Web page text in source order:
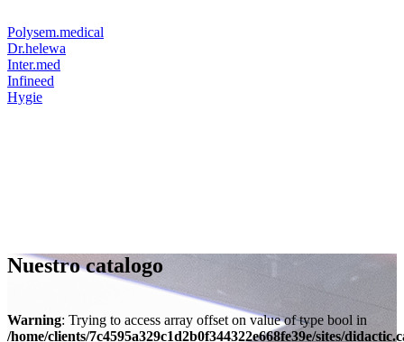
Polysem.medical
Dr.helewa
Inter.med
Infineed
Hygie
Nuestro catalogo
Warning: Trying to access array offset on value of type bool in
/home/clients/7c4595a329c1d2b0f344322e668fe39e/sites/